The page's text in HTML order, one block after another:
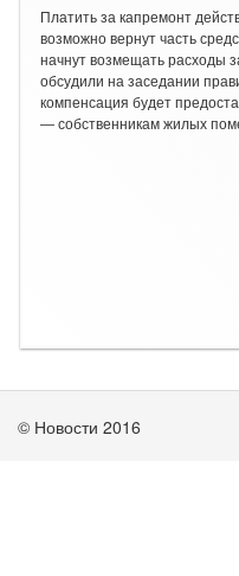
Платить за капремонт
возможно вернут часть
начнут возмещать расходы
обсудили на заседании
компенсация будет
— собственникам жилых
© Новости 2016